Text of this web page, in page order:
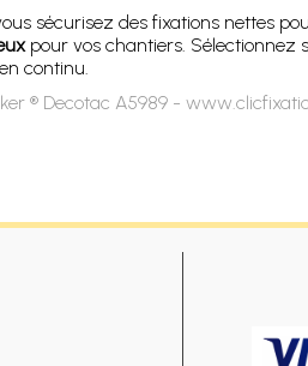
sécurisez des fixations nettes
pour vos chantiers. Sélectionnez
continu.
® Decotac A5989 -